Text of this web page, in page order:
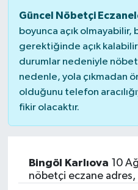
Güncel Nöbetçi
boyunca açık olmayabilir,
gerektiğinde açık
durumlar nedeniyle
nedenle, yola çıkmadan
olduğunu telefon
fikir olacaktır.
Bingöl Karlıova 10
nöbetçi eczane adres,